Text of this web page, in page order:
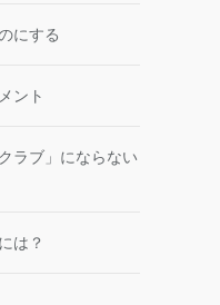
にする
ント
ラブ」にならない
は？